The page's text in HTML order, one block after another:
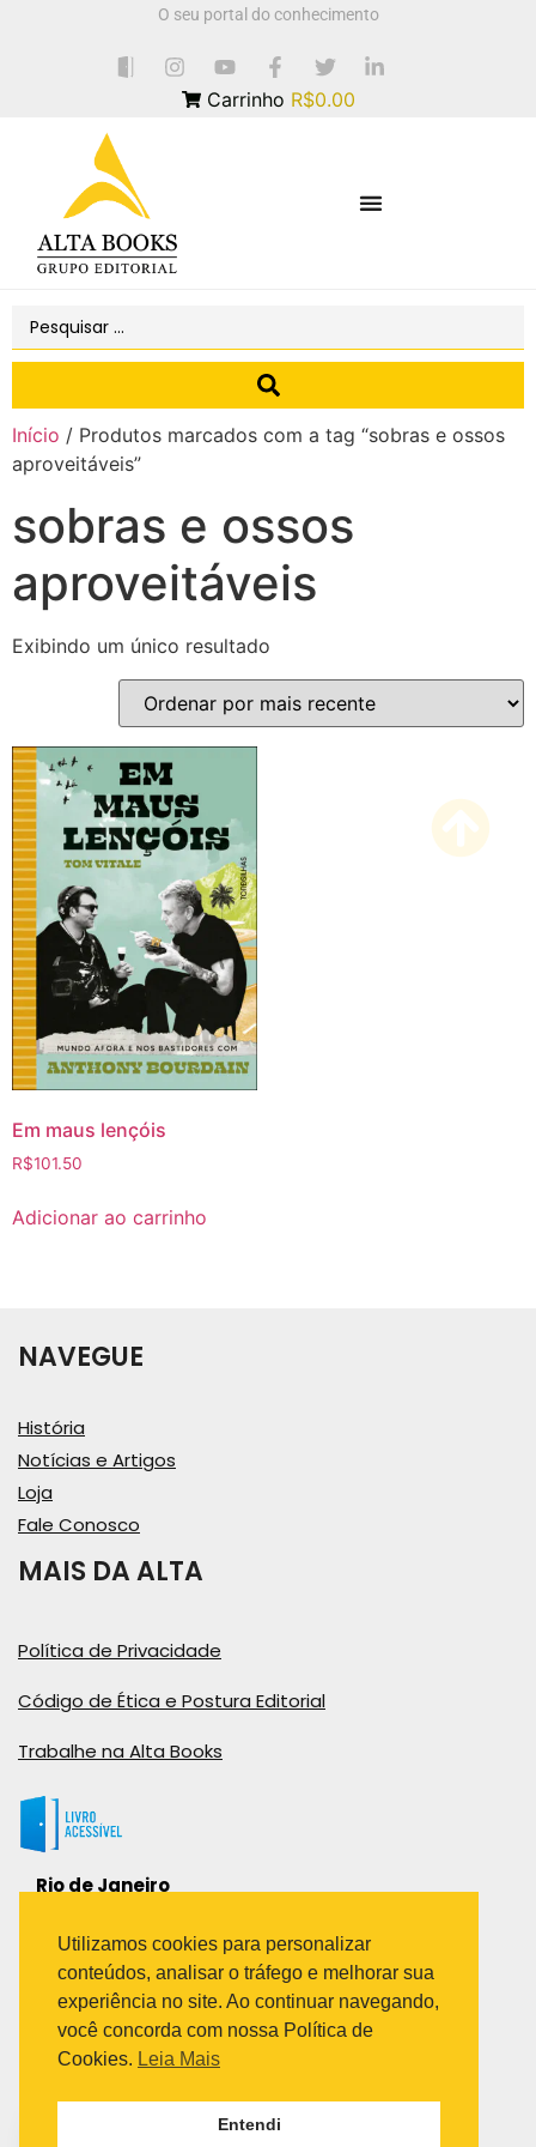
O seu portal do conhecimento
Carrinho R$0.00
Início / Produtos marcados com a tag “sobras e ossos
aproveitáveis”
sobras e ossos
aproveitáveis
Exibindo um único resultado
Em maus lençóis
R$101.50
Adicionar ao carrinho
NAVEGUE
História
Notícias e Artigos
Loja
Fale Conosco
MAIS DA ALTA
Política de Privacidade
Código de Ética e Postura Editorial
Trabalhe na Alta Books
Rio de Janeiro
Bairro Industrial do Jacaré
Rio de Janeiro – RJ – CEP: 20970-031
Telefone:
(21) 3278-8069
(21) 3995-7512
Utilizamos cookies para personalizar
conteúdos, analisar o tráfego e melhorar sua
experiência no site. Ao continuar navegando,
você concorda com nossa Política de
Cookies. Leia Mais
Entendi